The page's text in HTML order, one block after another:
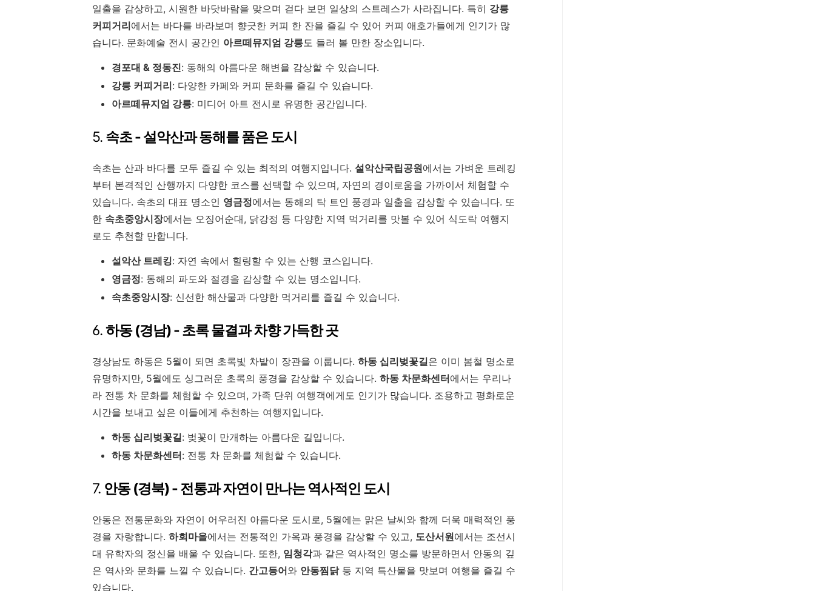
일출을 감상하고, 시원한 바닷바람을 맞으며 걷다 보면 일상의 스트레스가 사라집니다. 특히 강릉
커피거리에서는 바다를 바라보며 향긋한 커피 한 잔을 즐길 수 있어 커피 애호가들에게 인기가 많
습니다. 문화예술 전시 공간인 아르떼뮤지엄 강릉도 들러 볼 만한 장소입니다.
경포대 & 정동진: 동해의 아름다운 해변을 감상할 수 있습니다.
강릉 커피거리: 다양한 카페와 커피 문화를 즐길 수 있습니다.
아르떼뮤지엄 강릉: 미디어 아트 전시로 유명한 공간입니다.
5. 속초 - 설악산과 동해를 품은 도시
속초는 산과 바다를 모두 즐길 수 있는 최적의 여행지입니다. 설악산국립공원에서는 가벼운 트레킹
부터 본격적인 산행까지 다양한 코스를 선택할 수 있으며, 자연의 경이로움을 가까이서 체험할 수
있습니다. 속초의 대표 명소인 영금정에서는 동해의 탁 트인 풍경과 일출을 감상할 수 있습니다. 또
한 속초중앙시장에서는 오징어순대, 닭강정 등 다양한 지역 먹거리를 맛볼 수 있어 식도락 여행지
로도 추천할 만합니다.
설악산 트레킹: 자연 속에서 힐링할 수 있는 산행 코스입니다.
영금정: 동해의 파도와 절경을 감상할 수 있는 명소입니다.
속초중앙시장: 신선한 해산물과 다양한 먹거리를 즐길 수 있습니다.
6.하동 (경남) - 초록 물결과 차향 가득한 곳
경상남도 하동은 5월이 되면 초록빛 차밭이 장관을 이룹니다. 하동 십리벚꽃길은 이미 봄철 명소로
유명하지만, 5월에도 싱그러운 초록의 풍경을 감상할 수 있습니다. 하동 차문화센터에서는 우리나
라 전통 차 문화를 체험할 수 있으며, 가족 단위 여행객에게도 인기가 많습니다. 조용하고 평화로운
시간을 보내고 싶은 이들에게 추천하는 여행지입니다.
하동 십리벚꽃길: 벚꽃이 만개하는 아름다운 길입니다.
하동 차문화센터: 전통 차 문화를 체험할 수 있습니다.
7. 안동 (경북) - 전통과 자연이 만나는 역사적인 도시
안동은 전통문화와 자연이 어우러진 아름다운 도시로, 5월에는 맑은 날씨와 함께 더욱 매력적인 풍
경을 자랑합니다. 하회마을에서는 전통적인 가옥과 풍경을 감상할 수 있고, 도산서원에서는 조선시
대 유학자의 정신을 배울 수 있습니다. 또한, 임청각과 같은 역사적인 명소를 방문하면서 안동의 깊
은 역사와 문화를 느낄 수 있습니다. 간고등어와 안동찜닭등 지역 특산물을 맛보며 여행을 즐길 수
있습니다.